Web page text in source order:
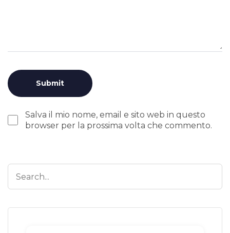
Salva il mio nome, email e sito web in questo
browser per la prossima volta che commento.